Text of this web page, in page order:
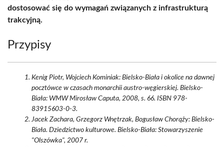
dostosować się do wymagań związanych z infrastrukturą
trakcyjną.
Przypisy
Kenig Piotr, Wojciech Kominiak: Bielsko-Biała i okolice na dawnej
pocztówce w czasach monarchii austro-węgierskiej. Bielsko-
Biała: WMW Mirosław Caputa, 2008, s. 66. ISBN 978-
83915603-0-3.
Jacek Zachara, Grzegorz Wnętrzak, Bogusław Chorąży: Bielsko-
Biała. Dziedzictwo kulturowe. Bielsko-Biała: Stowarzyszenie
"Olszówka", 2007 r.